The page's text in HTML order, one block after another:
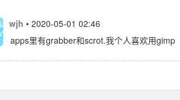
wjh • 2020-05-01 02:46
apps里有grabber和scrot.我个人喜欢用